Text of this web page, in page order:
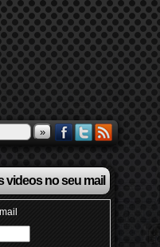
»
videos no seu mail